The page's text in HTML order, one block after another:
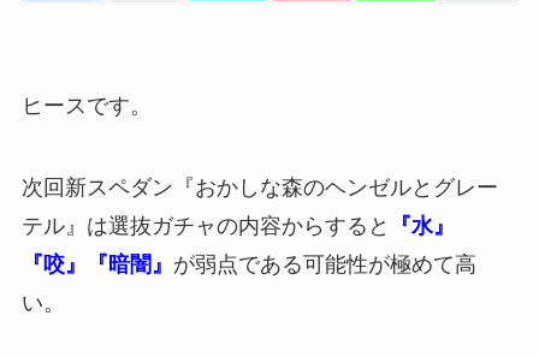
ヒースです。
次回新スペダン『おかしな森のヘンゼルとグレー
テル』は選抜ガチャの内容からすると
『水』
『咬』『暗闇』 が弱点である可能性が極めて高
い。